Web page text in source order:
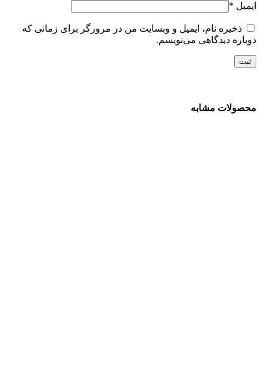
ایمیل *
ذخیره نام، ایمیل و وبسایت من در مرورگر برای زمانی که
دوباره دیدگاهی می‌نویسم.
محصولات مشابه